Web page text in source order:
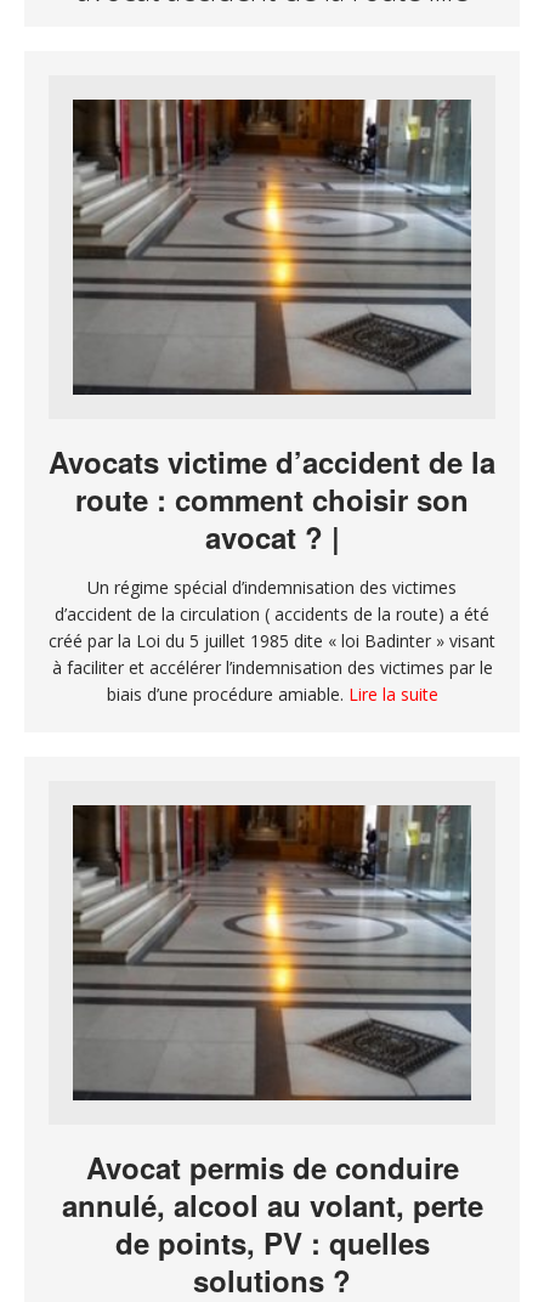
Avocats victime d’accident de la
route : comment choisir son
avocat ? |
Un régime spécial d’indemnisation des victimes
d’accident de la circulation ( accidents de la route) a été
créé par la Loi du 5 juillet 1985 dite « loi Badinter » visant
à faciliter et accélérer l’indemnisation des victimes par le
biais d’une procédure amiable. Lire la suite
Avocat permis de conduire
annulé, alcool au volant, perte
de points, PV : quelles
solutions ?